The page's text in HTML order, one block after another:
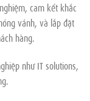
cam kết khắc
vánh, và lắp đặt
hàng.
như IT solutions,